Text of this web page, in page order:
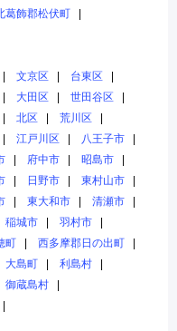
葛飾郡松伏町
文京区
台東区
大田区
世田谷区
北区
荒川区
江戸川区
八王子市
府中市
昭島市
日野市
東村山市
東大和市
清瀬市
稲城市
羽村市
町
西多摩郡日の出町
大島町
利島村
御蔵島村